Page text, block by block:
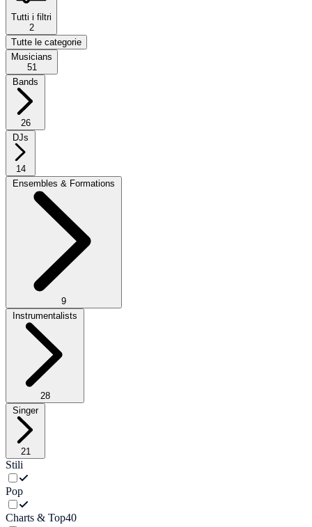
Tutti i filtri
2
Tutte le categorie
Musicians
51
26
14
9
28
Singer
21
Stili
Pop
Charts & Top40